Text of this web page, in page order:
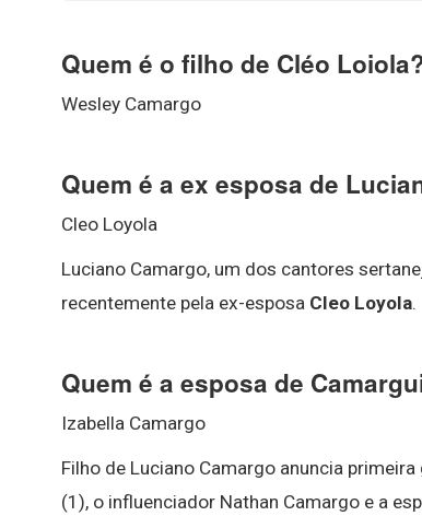
Quem é o filho de Cléo
Wesley Camargo
Quem é a ex esposa de
Cleo Loyola
Luciano Camargo, um dos cantores
recentemente pela ex-esposa Cleo Loyola.
Quem é a esposa de
Izabella Camargo
Filho de Luciano Camargo anuncia
(1), o influenciador Nathan Camargo e a